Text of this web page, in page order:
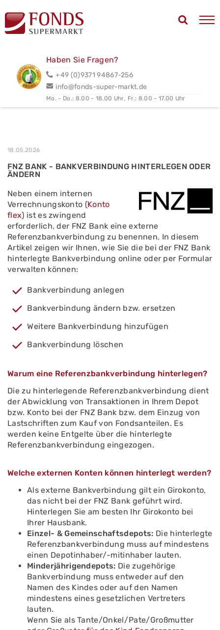
Haben Sie Fragen?
+49 (0)9371 94867-256
info@fonds-super-markt.de
Mo. - Do.: 8.00 - 18.00 Uhr, Fr.: 8.00 - 17.00 Uhr
18.05.2026
FNZ BANK - BANKVERBINDUNG HINTERLEGEN ODER
ÄNDERN
Neben einem internen
Verrechnungskonto (Konto
flex) ist es zwingend
erforderlich, der FNZ Bank eine externe
Referenzbankverbindung zu benennen. In diesem
Artikel zeigen wir Ihnen, wie Sie die bei der FNZ Bank
hinterlegte Bankverbindung online oder per Formular
verwalten können:
Bankverbindung anlegen
Bankverbindung ändern bzw. ersetzen
Weitere Bankverbindung hinzufügen
Bankverbindung löschen
Warum eine Referenzbankverbindung hinterlegen?
Die zu hinterlegende Referenzbankverbindung dient
der Abwicklung von Transaktionen in Ihrem Depot
bzw. Konto bei der FNZ Bank bzw. dem Einzug von
Lastschriften zum Kauf von Fondsanteilen. Es
werden keine Entgelte über die hinterlegte
Referenzbankverbindung eingezogen.
Welche externen Konten können hinterlegt werden?
Als externe Bankverbindung gilt ein Girokonto,
das nicht bei der FNZ Bank geführt wird.
Hinterlegen Sie am besten Ihr Girokonto bei
Ihrer Hausbank.
Einzel- & Gemeinschaftsdepots: Die hinterlegte
Referenzbankverbindung muss auf mindestens
einen Depotinhaber/-mitinhaber lauten.
Minderjährigendepots: Die zugehörige
Bankverbindung muss entweder auf den
Namen des Kindes oder auf den Namen
mindestens eines gesetzlichen Vertreters
lauten.
Wenn Sie als Tante/Onkel/Pate/Großmutter